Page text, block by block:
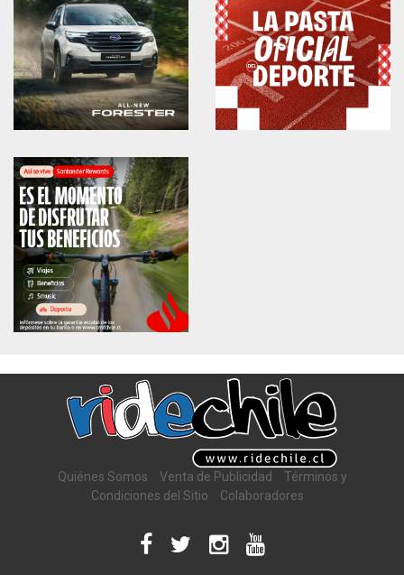
Quiénes Somos Venta de Publicidad
Términos y
Condiciones del Sitio
Colaboradores